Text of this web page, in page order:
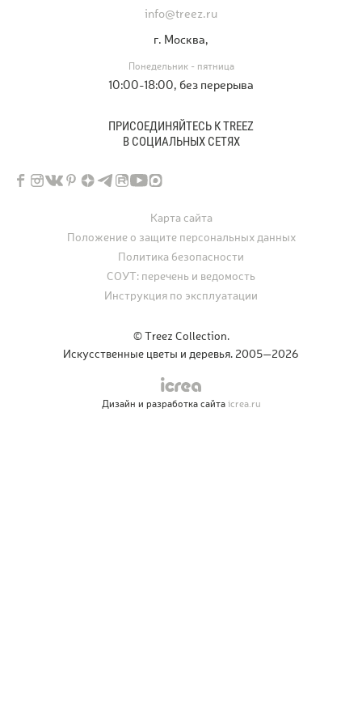
info@treez.ru
г. Москва,
Понедельник - пятница
10:00-18:00, без перерыва
ПРИСОЕДИНЯЙТЕСЬ К TREEZ
В СОЦИАЛЬНЫХ СЕТЯХ
© Treez Collection.
Искусственные цветы и деревья. 2005—2026
Карта сайта
Положение о защите персональных данных
Политика безопасности
СОУТ: перечень и ведомость
Инструкция по эксплуатации
Дизайн и разработка сайтаicrea.ru